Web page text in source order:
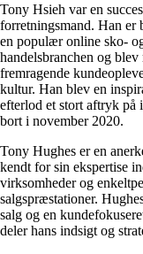
Tony Hsieh var en
forretningsmand. Han er
en populær online sko-
handelsbranchen og
fremragende
kultur. Han blev en
efterlod et stort aftryk
bort i november 2020.
Tony Hughes er en
kendt for sin ekspertise
virksomheder og
salgspræstationer.
salg og en
deler hans indsigt og